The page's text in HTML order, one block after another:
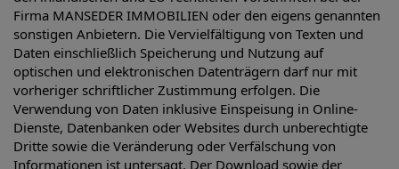
Firma MANSEDER IMMOBILIEN oder den eigens genannten
sonstigen Anbietern. Die Vervielfältigung von Texten und
Daten einschließlich Speicherung und Nutzung auf
optischen und elektronischen Datenträgern darf nur mit
vorheriger schriftlicher Zustimmung erfolgen. Die
Verwendung von Daten inklusive Einspeisung in Online-
Dienste, Datenbanken oder Websites durch unberechtigte
Dritte sowie die Veränderung oder Verfälschung von
Informationen ist untersagt. Der Download sowie der